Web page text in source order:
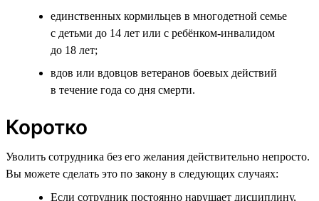
единственных кормильцев в многодетной семье
с детьми до 14 лет или с ребёнком-инвалидом
до 18 лет;
вдов или вдовцов ветеранов боевых действий
в течение года со дня смерти.
Коротко
Уволить сотрудника без его желания действительно непросто.
Вы можете сделать это по закону в следующих случаях:
Если сотрудник постоянно нарушает дисциплину,